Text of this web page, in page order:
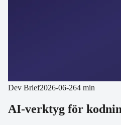
Dev Brief2026-06-264 min
AI-verktyg för